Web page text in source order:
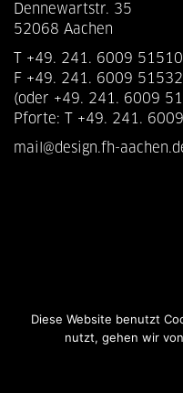
Dennewartstr. 35
52068 Aachen
T +49. 241. 6009 51510
F +49. 241. 6009 51532
(oder +49. 241. 6009
Pforte: T +49. 241.
mail@design.fh-
Diese Website benutzt
nutzt, gehen wir